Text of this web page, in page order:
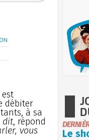
débiter
à sa
dit, répond
vous
Le